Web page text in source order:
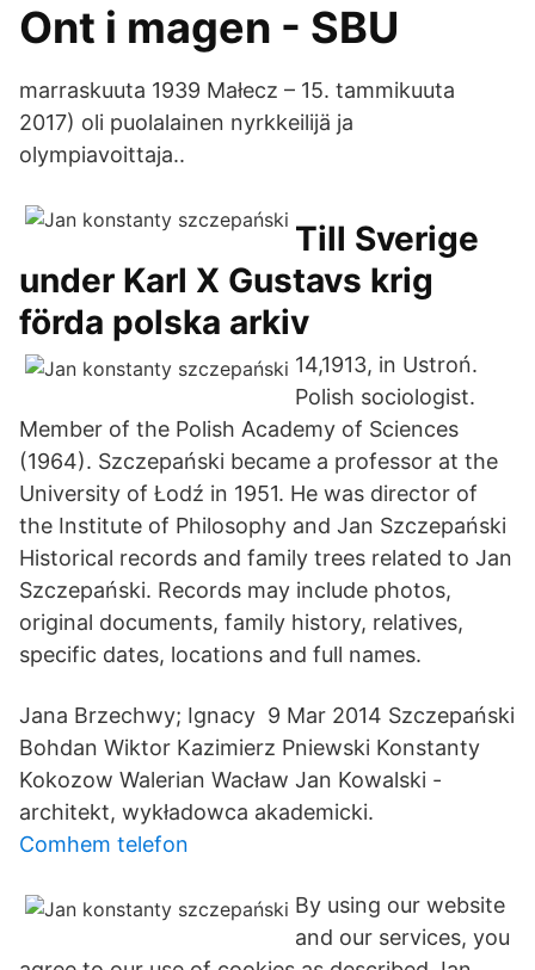
Ont i magen - SBU
marraskuuta 1939 Małecz – 15. tammikuuta
2017) oli puolalainen nyrkkeilijä ja
olympiavoittaja..
Till Sverige
under Karl X Gustavs krig
förda polska arkiv
14,1913, in Ustroń.
Polish sociologist.
Member of the Polish Academy of Sciences
(1964). Szczepański became a professor at the
University of Łodź in 1951. He was director of
the Institute of Philosophy and Jan Szczepański
Historical records and family trees related to Jan
Szczepański. Records may include photos,
original documents, family history, relatives,
specific dates, locations and full names.
Jana Brzechwy; Ignacy 9 Mar 2014 Szczepański
Bohdan Wiktor Kazimierz Pniewski Konstanty
Kokozow Walerian Wacław Jan Kowalski -
architekt, wykładowca akademicki.
Comhem telefon
By using our website
and our services, you